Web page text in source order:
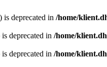
is deprecated in /home/
deprecated in /home/
deprecated in /home/